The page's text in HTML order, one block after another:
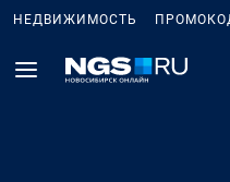
НЕДВИЖИМОСТЬ